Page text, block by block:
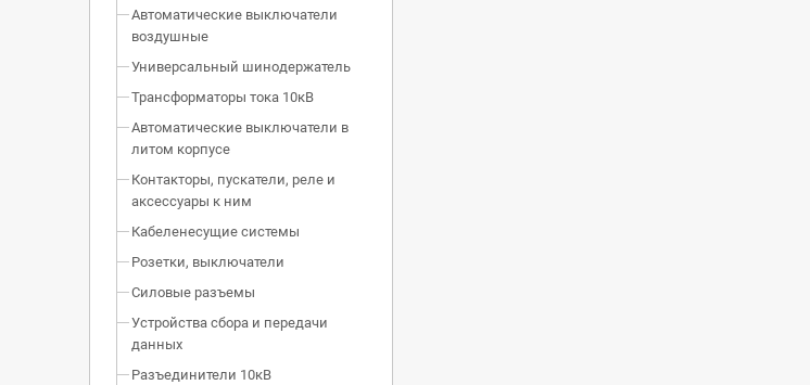
Автоматические выключатели
воздушные
Универсальный шинодержатель
Трансформаторы тока 10кВ
Автоматические выключатели в
литом корпусе
Контакторы, пускатели, реле и
аксессуары к ним
Кабеленесущие системы
Розетки, выключатели
Силовые разъемы
Устройства сбора и передачи
данных
Разъединители 10кВ